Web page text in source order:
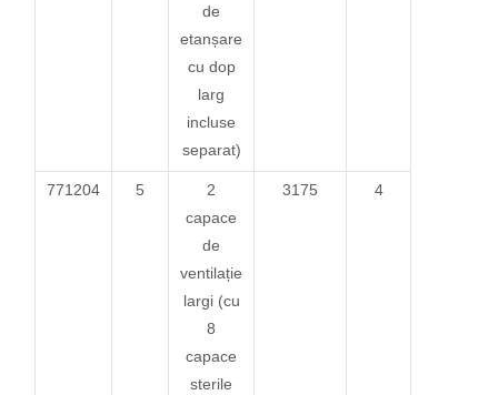
de
etanșare
cu dop
larg
incluse
separat)
771204 5
2
capace
de
ventilație
largi (cu
8
capace
sterile
3175 4